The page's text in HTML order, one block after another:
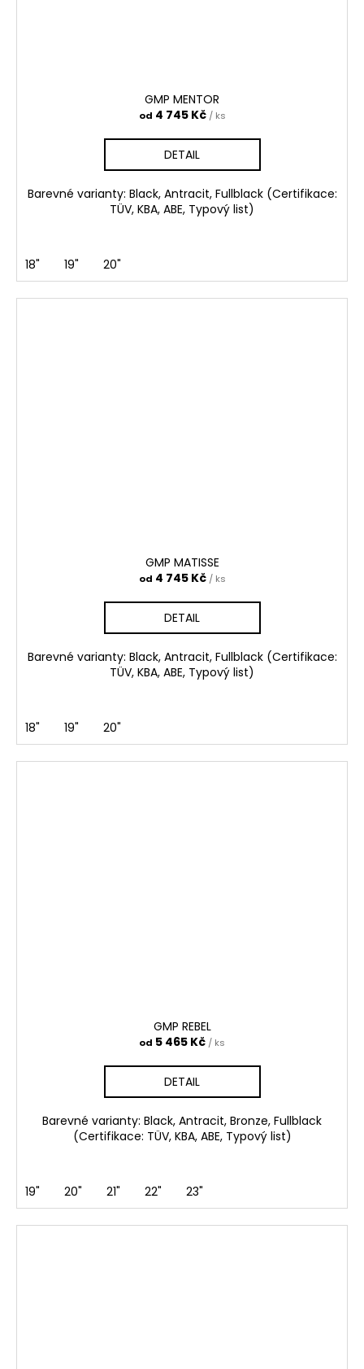
GMP MENTOR
od 4 745 Kč / ks
DETAIL
Barevné varianty: Black, Antracit, Fullblack (Certifikace:
TÜV, KBA, ABE, Typový list)
18" 19" 20"
GMP MATISSE
od 4 745 Kč / ks
DETAIL
Barevné varianty: Black, Antracit, Fullblack (Certifikace:
TÜV, KBA, ABE, Typový list)
18" 19" 20"
GMP REBEL
od 5 465 Kč / ks
DETAIL
Barevné varianty: Black, Antracit, Bronze, Fullblack
(Certifikace: TÜV, KBA, ABE, Typový list)
19" 20" 21" 22" 23"